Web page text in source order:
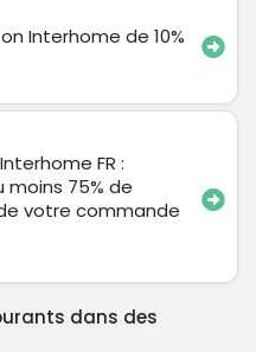
Interhome de 10%
FR :
moins 75% de
votre commande
dans des